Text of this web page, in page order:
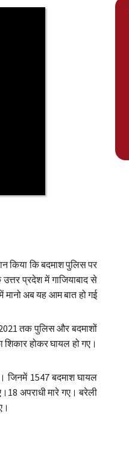
किया कि बदमाश पुलिस पर
प्रदेश में गाजियाबाद से
अब यह आम बात हो गई
तक पुलिस और बदमाशों
होकर घायल हो गए।
जिनमें 1547 बदमाश घायल
अपराधी मारे गए। बरेली